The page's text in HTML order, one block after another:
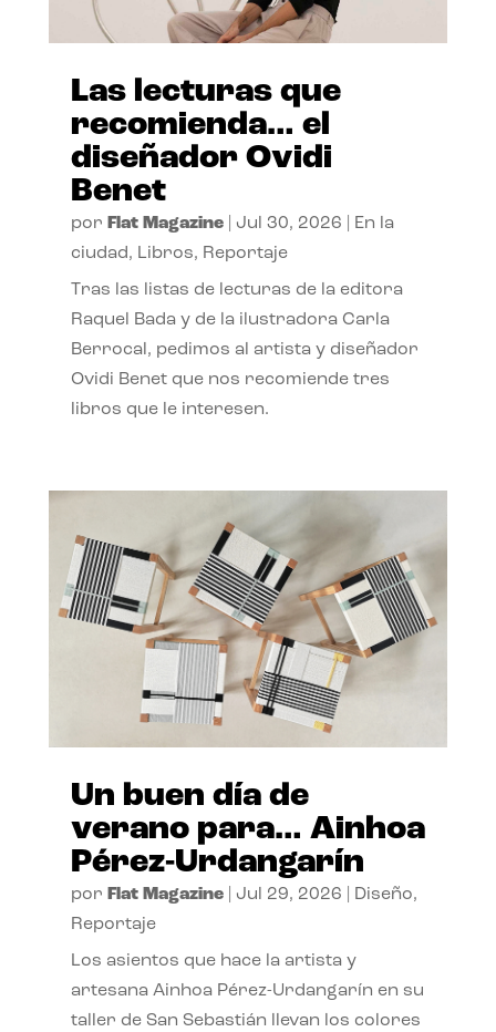
Las lecturas que
recomienda… el
diseñador Ovidi
Benet
por Flat Magazine| Jul 30, 2026
En la
ciudad, Libros, Reportaje
Tras las listas de lecturas de la editora
Raquel Bada y de la ilustradora Carla
Berrocal, pedimos al artista y diseñador
Ovidi Benet que nos recomiende tres
libros que le interesen.
Un buen día de
verano para… Ainhoa
Pérez-Urdangarín
por Flat Magazine| Jul 29, 2026 Diseño,
Reportaje
Los asientos que hace la artista y
artesana Ainhoa Pérez-Urdangarín en su
taller de San Sebastián llevan los colores